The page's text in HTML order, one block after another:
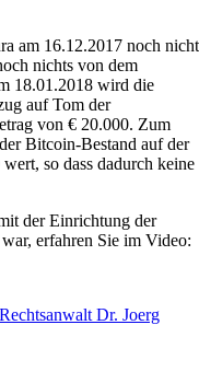
am 16.12.2017 noch nicht
nichts von dem
18.01.2018 wird die
auf Tom der
von € 20.000. Zum
Bitcoin-Bestand auf der
so dass dadurch keine
der Einrichtung der
erfahren Sie im Video:
Dr. Joerg